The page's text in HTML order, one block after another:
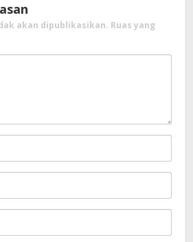
akan dipublikasikan. Ruas yang